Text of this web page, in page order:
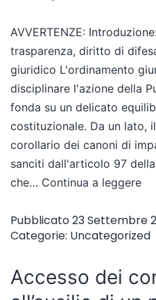
AVVERTENZE:
trasparenza, diritto di
giuridico L'ordinamento
disciplinare l'azione della
fonda su un delicato
costituzionale. Da un lato,
corollario dei canoni di
sanciti dall'articolo 97
che… Continua a leggere
Pubblicato23 Settembre
Categorie: Uncategorized
Accesso dei